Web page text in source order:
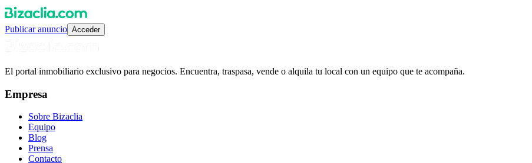
Publicar anuncio Acceder
El portal inmobiliario exclusivo para negocios. Encuentra, traspasa, vende o alquila tu local con un equipo que te acompaña.
Empresa
Sobre Bizaclia
Equipo
Blog
Prensa
Contacto